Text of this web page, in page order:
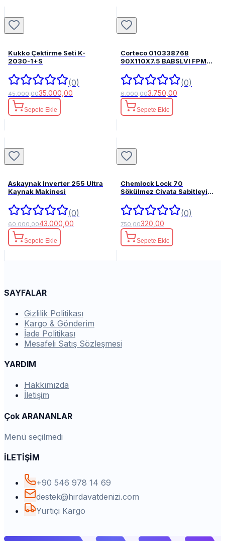
Kukko Çektirme Seti K-
2030-1+S
(0)
45.000,0035.000,00
Sepete Ekle
Corteco 01033876B
90X110X7.5 BABSLVI FPM
(0)
6.000,003.750,00
Sepete Ekle
Askaynak Inverter 255 Ultra
Kaynak Makinesi
(0)
60.000,0043.000,00
Sepete Ekle
Chemlock Lock 70
Sökülmez Civata Sabitleyici
(0)
750,00320,00
Sepete Ekle
SAYFALAR
Gizlilik Politikası
Kargo & Gönderim
İade Politikası
Mesafeli Satış Sözleşmesi
YARDIM
Hakkımızda
İletişim
Çok ARANANLAR
Menü seçilmedi
İLETİŞİM
+90 546 978 14 69
destek@hirdavatdenizi.com
Yurtiçi Kargo